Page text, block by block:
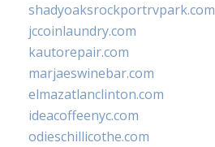
shadyoaksrockportrvpark.com
jccoinlaundry.com
kautorepair.com
marjaeswinebar.com
elmazatlanclinton.com
ideacoffeenyc.com
odieschillicothe.com